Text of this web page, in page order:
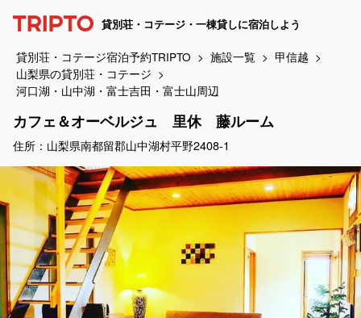
貸別荘・コテージ・一棟貸しに宿泊しよう
貸別荘・コテージ宿泊予約TRIPTO 施設一覧
甲信越
山梨県の貸別荘・コテージ
河口湖・山中湖・富士吉田・富士山周辺
カフェ＆オーベルジュ 里休 藤ルーム
住所：山梨県南都留郡山中湖村平野2408-1